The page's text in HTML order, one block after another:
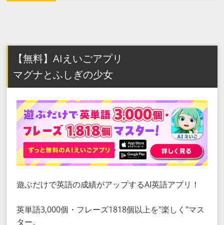
【無料】AIえいごアプリ
マグナとふしぎの少女
遊ぶだけで英語の成績がアップするAI英語アプリ！
英単語3,000個・フレーズ1818個以上を"楽しく"マス
ター。